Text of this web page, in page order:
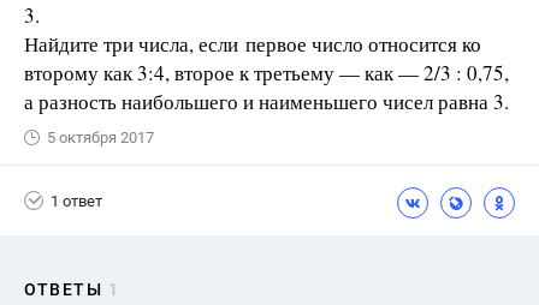
3.
Найдите три числа, если первое число относится ко
второму как 3:4, второе к третьему — как — 2/3 : 0,75,
а разность наибольшего и наименьшего чисел равна 3.
5 октября 2017
1 ответ
ОТВЕТЫ 1